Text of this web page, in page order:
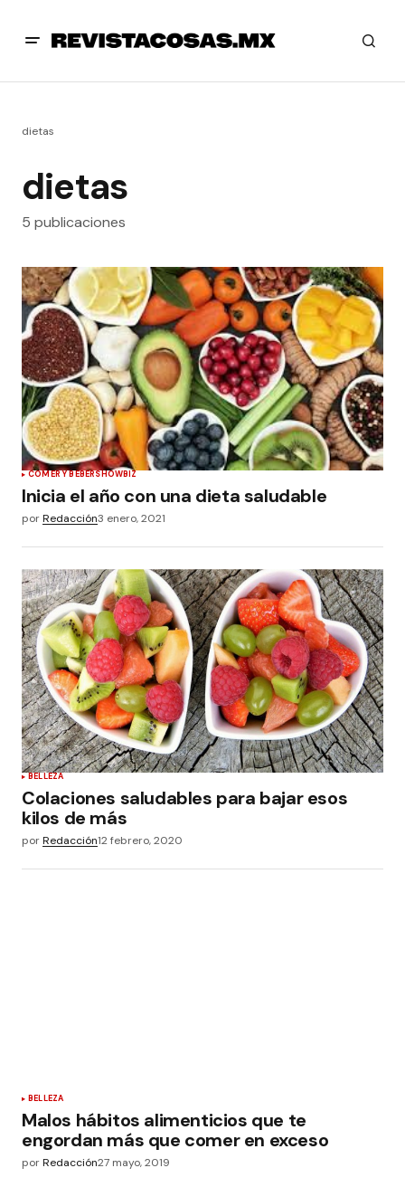
dietas
dietas
5 publicaciones
COMER Y BEBERSHOWBIZ
Inicia el año con una dieta saludable
porRedacción3 enero, 2021
BELLEZA
Colaciones saludables para bajar esos
kilos de más
porRedacción12 febrero, 2020
BELLEZA
Malos hábitos alimenticios que te
engordan más que comer en exceso
porRedacción27 mayo, 2019